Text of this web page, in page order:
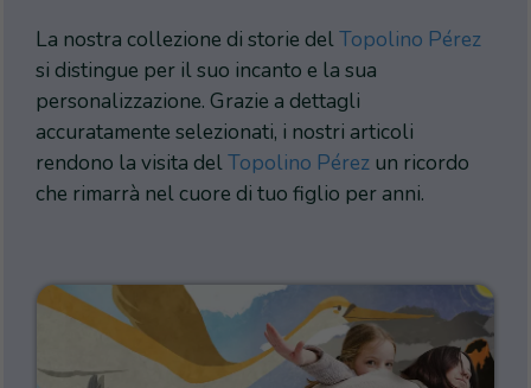
La nostra collezione di storie delTopolino Pérez
si distingue per il suo incanto e la sua
personalizzazione. Grazie a dettagli
accuratamente selezionati, i nostri articoli
rendono la visita delTopolino Pérez un ricordo
che rimarrà nel cuore di tuo figlio per anni.